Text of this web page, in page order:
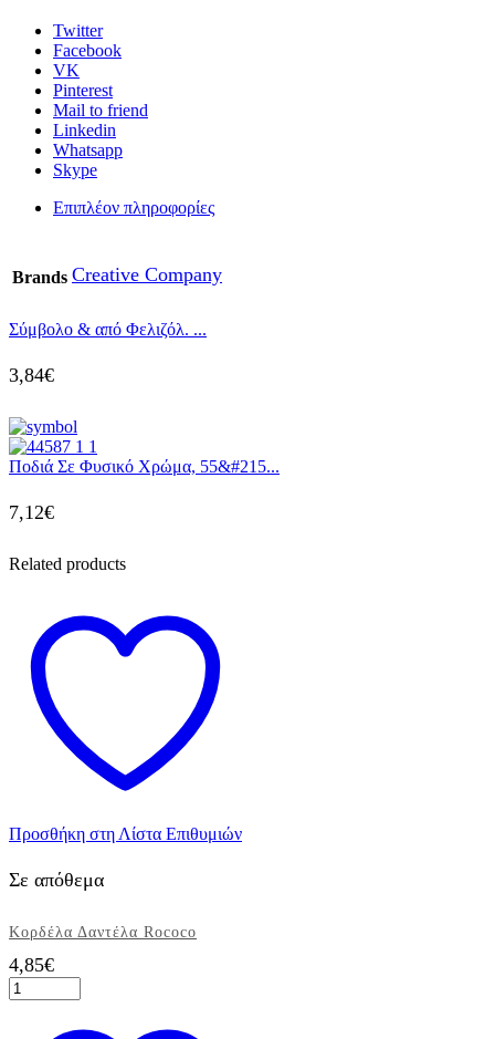
Twitter
Facebook
VK
Pinterest
Mail to friend
Linkedin
Whatsapp
Skype
Επιπλέον πληροφορίες
Brands Creative Company
Σύμβολο & από Φελιζόλ. ...
3,84€
Ποδιά Σε Φυσικό Χρώμα, 55&#215...
7,12€
Related products
Προσθήκη στη Λίστα Επιθυμιών
Σε απόθεμα
Κορδέλα Δαντέλα Rococo
4,85€
Κορδέλα
Δαντέλα